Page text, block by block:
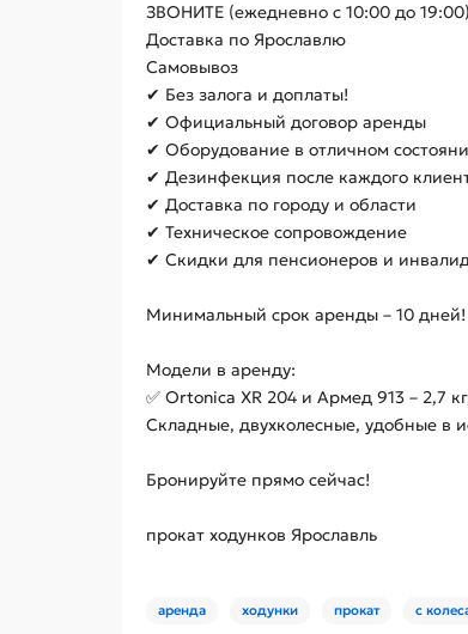
ЗВОНИТЕ (ежедневно с 10:00 до 19:00)
Доставка по Ярославлю
Самовывоз
✔ Без залога и доплаты!
✔ Официальный договор аренды
✔ Оборудование в отличном
✔ Дезинфекция после каждого
✔ Доставка по городу и области
✔ Техническое сопровождение
✔ Скидки для пенсионеров и
Минимальный срок аренды – 10 дней!
Модели в аренду:
✅ Ortonica XR 204 и Армед 913 – 2,7
Складные, двухколесные, удобные в
Бронируйте прямо сейчас!
прокат ходунков Ярославль
аренда ходунки прокат с